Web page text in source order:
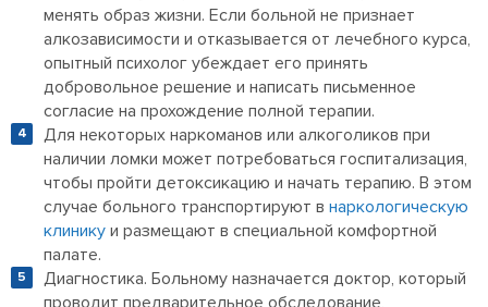
менять образ жизни. Если больной не признает
алкозависимости и отказывается от лечебного курса,
опытный психолог убеждает его принять
добровольное решение и написать письменное
согласие на прохождение полной терапии.
Для некоторых наркоманов или алкоголиков при
наличии ломки может потребоваться госпитализация,
чтобы пройти детоксикацию и начать терапию. В этом
случае больного транспортируют в наркологическую
клинику и размещают в специальной комфортной
палате.
Диагностика. Больному назначается доктор, который
проводит предварительное обследование,